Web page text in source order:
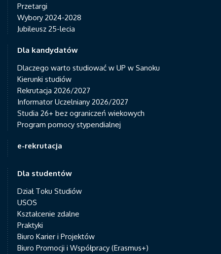
Przetargi
Wybory 2024-2028
Jubileusz 25-lecia
Dla kandydatów
Dlaczego warto studiować w UP w Sanoku
Kierunki studiów
Rekrutacja 2026/2027
Informator Uczelniany 2026/2027
Studia 26+ bez ograniczeń wiekowych
Program pomocy stypendialnej
e-rekrutacja
Dla studentów
Dział Toku Studiów
USOS
Kształcenie zdalne
Praktyki
Biuro Karier i Projektów
Biuro Promocji i Współpracy (Erasmus+)